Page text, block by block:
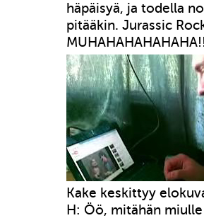
häpäisyä, ja todella
pitääkin. Jurassic
Kake keskittyy
H: Öö, mitähän